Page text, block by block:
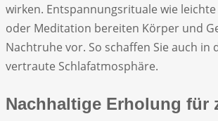
wirken. Entspannungsrituale wie
oder Meditation bereiten Körper und
Nachtruhe vor. So schaffen Sie auch in
vertraute Schlafatmosphäre.
Nachhaltige Erholung für